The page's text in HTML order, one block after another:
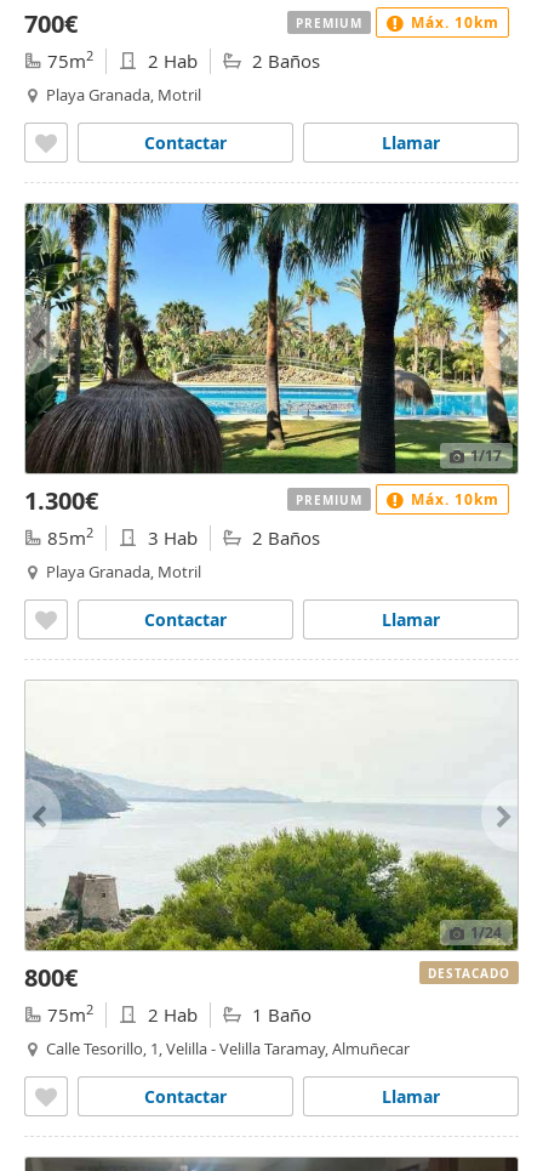
700€
75m2 2 Hab 2 Baños
Playa Granada, Motril
Llamar
Contactar
PREMIUM Máx. 10km
1/17
1.300€
85m2 3 Hab 2 Baños
Playa Granada, Motril
Llamar
Contactar
PREMIUM Máx. 10km
1/24
800€
75m2 2 Hab 1 Baño
Calle Tesorillo, 1, Velilla - Velilla Taramay, Almuñecar
Llamar
Contactar
DESTACADO